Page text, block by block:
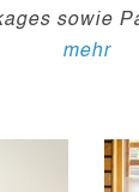
sowie
mehr